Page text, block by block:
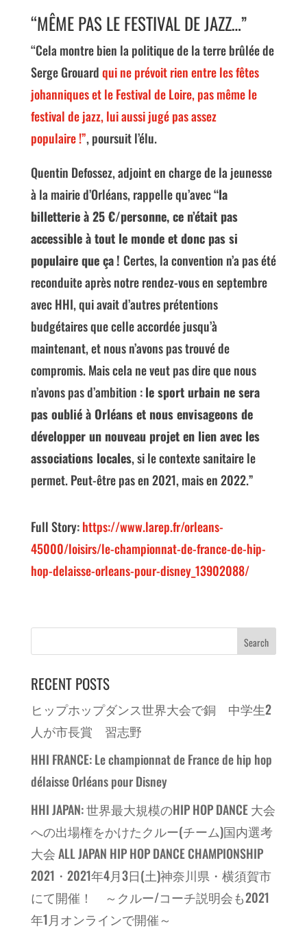
“MÊME PAS LE FESTIVAL DE JAZZ…”
“Cela montre bien la politique de la terre brûlée de
Serge Grouardqui ne prévoit rien entre les fêtes
johanniques et le Festival de Loire, pas même le
festival de jazz, lui aussi jugé pas assez
populaire !”, poursuit l’élu.
Quentin Defossez, adjoint en charge de la jeunesse
à la mairie d’Orléans, rappelle qu’avec“la
billetterie à 25 €/personne, ce n’était pas
accessible à tout le monde et donc pas si
populaire que ça ! Certes, la convention n’a pas été
reconduite après notre rendez-vous en septembre
avec HHI, qui avait d’autres prétentions
budgétaires que celle accordée jusqu’à
maintenant, et nous n’avons pas trouvé de
compromis. Mais cela ne veut pas dire que nous
n’avons pas d’ambition :le sport urbain ne sera
pas oublié à Orléans et nous envisageons de
développer un nouveau projet en lien avec les
associations locales, si le contexte sanitaire le
permet. Peut-être pas en 2021, mais en 2022.”
Full Story:https://www.larep.fr/orleans-
45000/loisirs/le-championnat-de-france-de-hip-
hop-delaisse-orleans-pour-disney_13902088/
RECENT POSTS
ヒップホップダンス世界大会で銅 中学生2
人が市長賞 習志野
HHI FRANCE: Le championnat de France de hip hop
délaisse Orléans pour Disney
HHI JAPAN: 世界最大規模のHIP HOP DANCE 大会
への出場権をかけたクルー(チーム)国内選考
大会 ALL JAPAN HIP HOP DANCE CHAMPIONSHIP
2021・2021年4月3日(土)神奈川県・横須賀市
にて開催！ ～クルー/コーチ説明会も2021
年1月オンラインで開催～